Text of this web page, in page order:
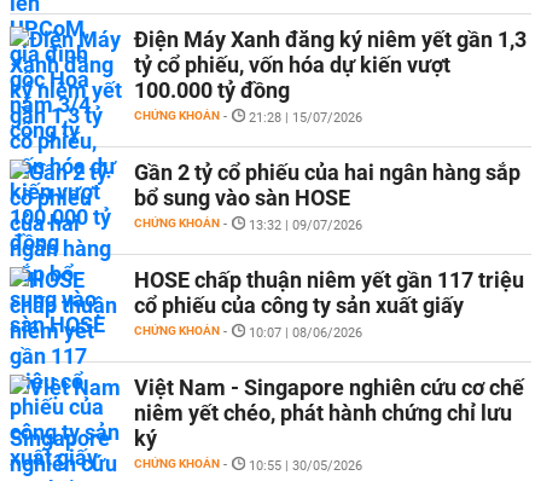
Điện Máy Xanh đăng ký niêm yết gần 1,3
tỷ cổ phiếu, vốn hóa dự kiến vượt
100.000 tỷ đồng
CHỨNG KHOÁN - 21:28 | 15/07/2026
Gần 2 tỷ cổ phiếu của hai ngân hàng sắp
bổ sung vào sàn HOSE
CHỨNG KHOÁN - 13:32 | 09/07/2026
HOSE chấp thuận niêm yết gần 117 triệu
cổ phiếu của công ty sản xuất giấy
CHỨNG KHOÁN - 10:07 | 08/06/2026
Việt Nam - Singapore nghiên cứu cơ chế
niêm yết chéo, phát hành chứng chỉ lưu
ký
CHỨNG KHOÁN - 10:55 | 30/05/2026